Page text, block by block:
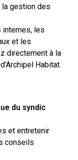
la gestion des
internes, les
et les
directement à la
Habitat.
du syndic
et entretenir
conseils